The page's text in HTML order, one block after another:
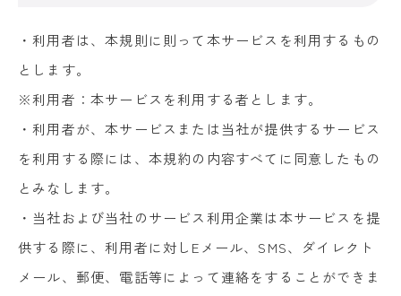
・利用者は、本規則に則って本サービスを利用するもの
とします。
※利用者：本サービスを利用する者とします。
・利用者が、本サービスまたは当社が提供するサービス
を利用する際には、本規約の内容すべてに同意したもの
とみなします。
・当社および当社のサービス利用企業は本サービスを提
供する際に、利用者に対しEメール、SMS、ダイレクト
メール、郵便、電話等によって連絡をすることができま